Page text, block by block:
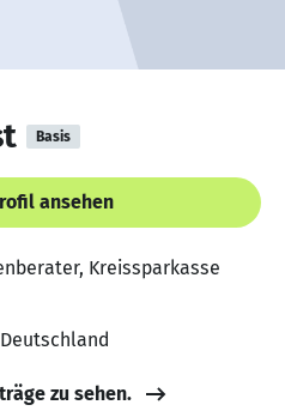
Basis
ansehen
Kreissparkasse
zu sehen.